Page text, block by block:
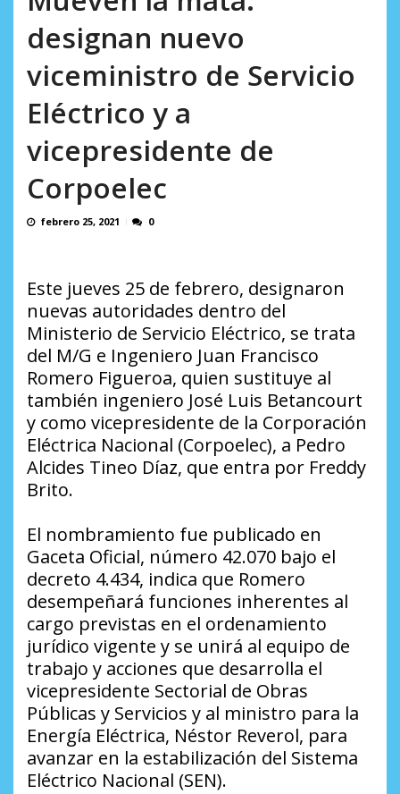
designan nuevo
viceministro de Servicio
Eléctrico y a
vicepresidente de
Corpoelec
febrero 25, 2021 0
Este jueves 25 de febrero, designaron
nuevas autoridades dentro del
Ministerio de Servicio Eléctrico, se trata
del M/G e Ingeniero Juan Francisco
Romero Figueroa, quien sustituye al
también ingeniero José Luis Betancourt
y como vicepresidente de la Corporación
Eléctrica Nacional (Corpoelec), a Pedro
Alcides Tineo Díaz, que entra por Freddy
Brito.
El nombramiento fue publicado en
Gaceta Oficial, número 42.070 bajo el
decreto 4.434, indica que Romero
desempeñará funciones inherentes al
cargo previstas en el ordenamiento
jurídico vigente y se unirá al equipo de
trabajo y acciones que desarrolla el
vicepresidente Sectorial de Obras
Públicas y Servicios y al ministro para la
Energía Eléctrica, Néstor Reverol, para
avanzar en la estabilización del Sistema
Eléctrico Nacional (SEN).